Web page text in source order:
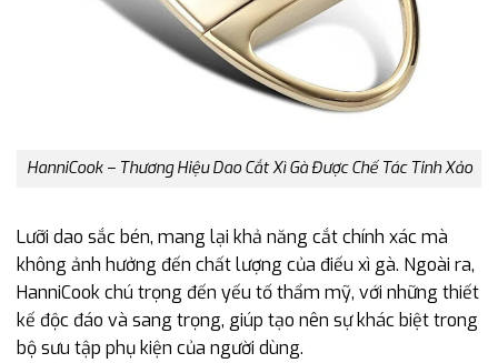
HanniCook – Thương Hiệu Dao Cắt Xì Gà Được Chế Tác Tinh Xảo
Lưỡi dao sắc bén, mang lại khả năng cắt chính xác mà
không ảnh hưởng đến chất lượng của điếu xì gà. Ngoài ra,
HanniCook chú trọng đến yếu tố thẩm mỹ, với những thiết
kế độc đáo và sang trọng, giúp tạo nên sự khác biệt trong
bộ sưu tập phụ kiện của người dùng.